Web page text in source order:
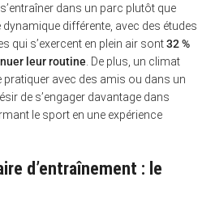
dans un parc plutôt que
différente, avec des études
qui s’exercent en plein air sont32 %
leur routine . De plus, un climat
avec des amis ou dans un
de s’engager davantage dans
le sport en une expérience
d’entraînement : le